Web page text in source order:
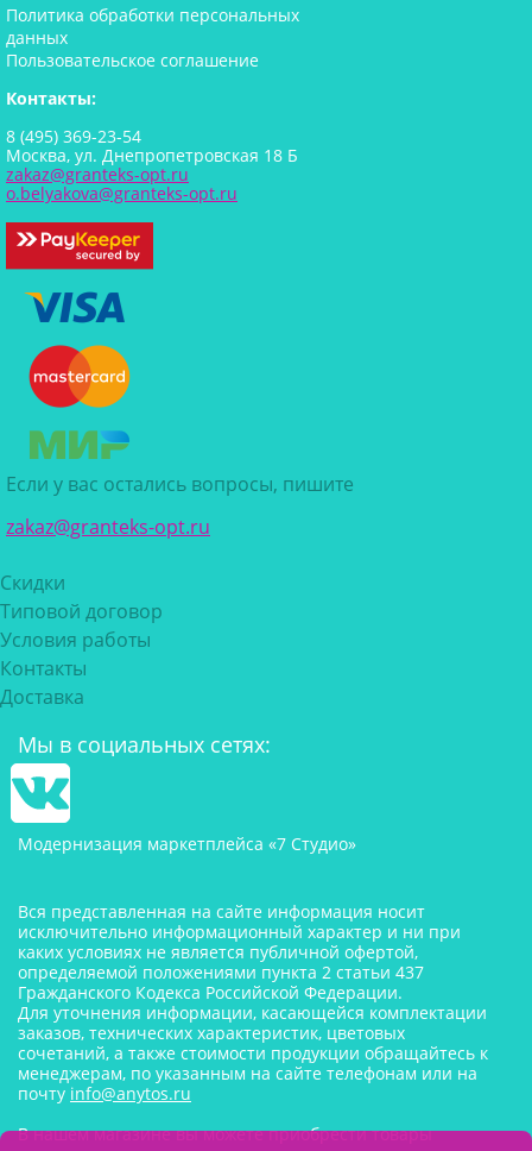
Политика обработки персональных
данных
Пользовательское соглашение
Контакты:
8 (495) 369-23-54
Москва, ул. Днепропетровская 18 Б
zakaz@granteks-opt.ru
o.belyakova@granteks-opt.ru
Если у вас остались вопросы, пишите
zakaz@granteks-opt.ru
Скидки
Типовой договор
Условия работы
Контакты
Доставка
Мы в социальных сетях:
Модернизация маркетплейса «7 Студио»
Вся представленная на сайте информация носит
исключительно информационный характер и ни при
каких условиях не является публичной офертой,
определяемой положениями пункта 2 статьи 437
Гражданского Кодекса Российской Федерации.
Для уточнения информации, касающейся комплектации
заказов, технических характеристик, цветовых
сочетаний, а также стоимости продукции обращайтесь к
менеджерам, по указанным на сайте телефонам или на
почту info@anytos.ru
В нашем магазине вы можете приобрести товары